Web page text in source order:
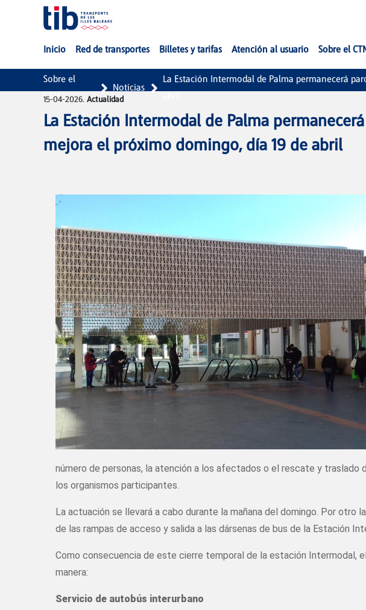
Saltar al contenido principal
Inicio Red de transportes Billetes y tarifas Atención al usuario Sobre el
Sobre el
CTM
Noticias
La Estación Intermodal de Palma permanecerá
15-04-2026. Actualidad
La Estación Intermodal de Palma
mejora el próximo domingo, día 19 de abril
número de personas, la atención a los afectados o el rescate y
los organismos participantes.
La actuación se llevará a cabo durante la mañana del domingo. Por otro
de las rampas de acceso y salida a las dársenas de bus de la Estación
Como consecuencia de este cierre temporal de la estación Intermodal,
manera:
Servicio de autobús interurbano